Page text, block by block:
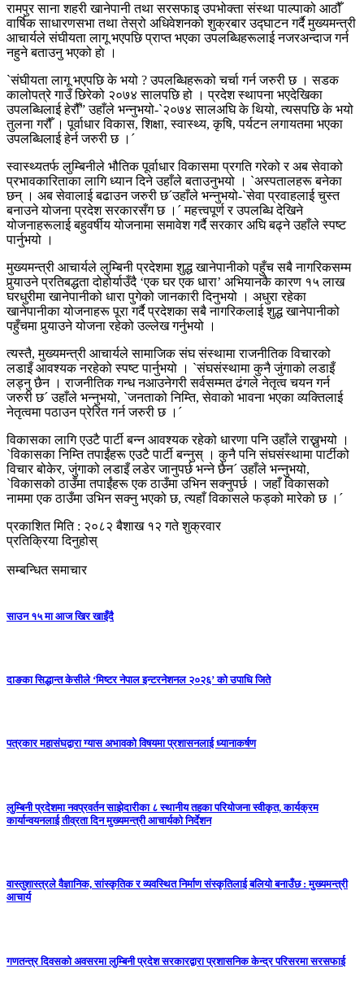
रामपुर साना शहरी खानेपानी तथा सरसफाइ उपभोक्ता संस्था पाल्पाको आठौँ
वार्षिक साधारणसभा तथा तेस्रो अधिवेशनको शुक्रबार उद्घाटन गर्दै मुख्यमन्त्री
आचार्यले संघीयता लागू भएपछि प्राप्त भएका उपलब्धिहरूलाई नजरअन्दाज गर्न
नहुने बताउनु भएको हाे ।
`संघीयता लागू भएपछि के भयो ? उपलब्धिहरूको चर्चा गर्न जरुरी छ । सडक
कालोपत्रे गाउँ छिरेको २०७४ सालपछि हो । प्रदेश स्थापना भएदेखिका
उपलब्धिलाई हेरौँ” उहाँले भन्नुभयो-`२०७४ सालअघि के थियो, त्यसपछि के भयो
तुलना गरौँ । पूर्वाधार विकास, शिक्षा, स्वास्थ्य, कृषि, पर्यटन लगायतमा भएका
उपलब्धिलाई हेर्न जरुरी छ ।´
स्वास्थ्यतर्फ लुम्बिनीले भौतिक पूर्वाधार विकासमा प्रगति गरेको र अब सेवाको
प्रभावकारिताका लागि ध्यान दिने उहाँले बताउनुभयो । `अस्पतालहरू बनेका
छन् । अब सेवालाई बढाउन जरुरी छ´उहाँले भन्नुभयो-`सेवा प्रवाहलाई चुस्त
बनाउने योजना प्रदेश सरकारसँग छ ।´ महत्त्वपूर्ण र उपलब्धि देखिने
योजनाहरूलाई बहुवर्षीय योजनामा समावेश गर्दै सरकार अघि बढ्ने उहाँले स्पष्ट
पार्नुभयो ।
मुख्यमन्त्री आचार्यले लुम्बिनी प्रदेशमा शुद्ध खानेपानीको पहुँच सबै नागरिकसम्म
पुर्‍याउने प्रतिबद्धता दोहोर्याउँदै ‘एक घर एक धारा’ अभियानकै कारण १५ लाख
घरधुरीमा खानेपानीको धारा पुगेको जानकारी दिनुभयो । अधुरा रहेका
खानेपानीका योजनाहरू पूरा गर्दै प्रदेशका सबै नागरिकलाई शुद्ध खानेपानीको
पहुँचमा पुर्‍याउने योजना रहेको उल्लेख गर्नुभयो ।
त्यस्तै, मुख्यमन्त्री आचार्यले सामाजिक संघ संस्थामा राजनीतिक विचारको
लडाइँ आवश्यक नरहेको स्पष्ट पार्नुभयो । `संघसंस्थामा कुनै जुंगाको लडाइँ
लड्नु छैन । राजनीतिक गन्ध नआउनेगरी सर्वसम्मत ढंगले नेतृत्व चयन गर्न
जरुरी छ´ उहाँले भन्नुभयो, `जनताको निम्ति, सेवाको भावना भएका व्यक्तिलाई
नेतृत्वमा पठाउन प्रेरित गर्न जरुरी छ ।´
विकासका लागि एउटै पार्टी बन्न आवश्यक रहेको धारणा पनि उहाँले राख्नुभयो ।
`विकासका निम्ति तपाईंहरू एउटै पार्टी बन्नुस् । कुनै पनि संघसंस्थामा पार्टीको
विचार बोकेर, जुंगाको लडाइँ लडेर जानुपर्छ भन्ने छैन´ उहाँले भन्नुभयो,
`विकासको ठाउँमा तपाईंहरू एक ठाउँमा उभिन सक्नुपर्छ । जहाँ विकासको
नाममा एक ठाउँमा उभिन सक्नु भएको छ, त्यहाँ विकासले फड्को मारेको छ ।´
प्रकाशित मिति : २०८२ बैशाख १२ गते शुक्रवार
प्रतिक्रिया दिनुहोस्
सम्बन्धित समाचार
साउन १५ मा आज खिर खाइँदै
दाङका सिद्धान्त केसीले ‘मिष्टर नेपाल इन्टरनेशनल २०२६’ को उपाधि जिते
पत्रकार महासंघद्वारा ग्यास अभावको विषयमा प्रशासनलाई ध्यानाकर्षण
लुम्बिनी प्रदेशमा नवप्रवर्तन साझेदारीका ८ स्थानीय तहका परियोजना स्वीकृत, कार्यक्रम
कार्यान्वयनलाई तीव्रता दिन मुख्यमन्त्री आचार्यको निर्देशन
वास्तुशास्त्रले वैज्ञानिक, सांस्कृतिक र व्यवस्थित निर्माण संस्कृतिलाई बलियो बनाउँछ : मुख्यमन्त्री
आचार्य
गणतन्त्र दिवसको अवसरमा लुम्बिनी प्रदेश सरकारद्वारा प्रशासनिक केन्द्र परिसरमा सरसफाई